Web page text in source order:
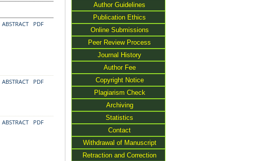
Author Guidelines
Publication Ethics
Online Submissions
Peer Review Process
Journal History
Author Fee
Copyright Notice
Plagiarism Check
Archiving
Statistics
Contact
Withdrawal of Manuscript
Retraction and Correction
ABSTRACT PDF
ABSTRACT PDF
ABSTRACT PDF